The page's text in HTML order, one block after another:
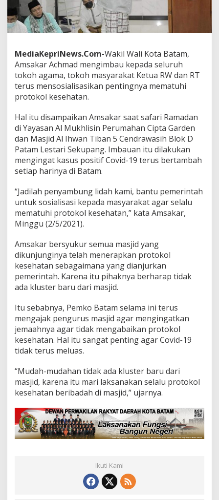
m
a
T
e
s
G
e
n
c
a
S
o
s
i
a
l
a
s
i
P
r
t
o
k
o
l
K
s
e
h
a
t
a
MediaKepriNews.Com-Wakil Wali Kota Batam,
Amsakar Achmad mengimbau kepada seluruh
tokoh agama, tokoh masyarakat Ketua RW dan RT
terus mensosialisasikan pentingnya mematuhi
protokol kesehatan.
Hal itu disampaikan Amsakar saat safari Ramadan
di Yayasan Al Mukhlisin Perumahan Cipta Garden
dan Masjid Al Ihwan Tiban 5 Cendrawasih Blok D
Patam Lestari Sekupang. Imbauan itu dilakukan
mengingat kasus positif Covid-19 terus bertambah
setiap harinya di Batam.
“Jadilah penyambung lidah kami, bantu pemerintah
untuk sosialisasi kepada masyarakat agar selalu
mematuhi protokol kesehatan,” kata Amsakar,
Minggu (2/5/2021).
Amsakar bersyukur semua masjid yang
dikunjunginya telah menerapkan protokol
kesehatan sebagaimana yang dianjurkan
pemerintah. Karena itu pihaknya berharap tidak
ada kluster baru dari masjid.
Itu sebabnya, Pemko Batam selama ini terus
mengajak pengurus masjid agar mengingatkan
jemaahnya agar tidak mengabaikan protokol
kesehatan. Hal itu sangat penting agar Covid-19
tidak terus meluas.
“Mudah-mudahan tidak ada kluster baru dari
masjid, karena itu mari laksanakan selalu protokol
kesehatan beribadah di masjid,” ujarnya.
Ikuti Kami